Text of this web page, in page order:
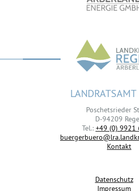
LANDRATSAMT
Poschetsrieder
D-94209
Tel.: +49 (0) 9921
Kontakt
Datenschutz
Impressum